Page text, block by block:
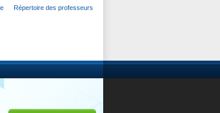
Répertoire des professeurs